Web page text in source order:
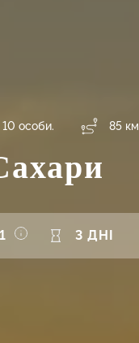
особи. 85 км
1 3 ДНІ